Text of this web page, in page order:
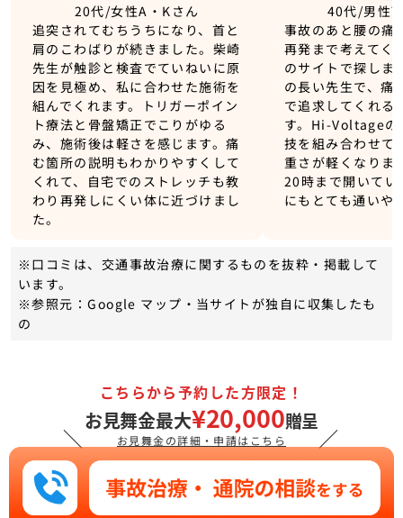
20代/女性A・Kさん
追突されてむちうちになり、首と
肩のこわばりが続きました。柴崎
先生が触診と検査でていねいに原
因を見極め、私に合わせた施術を
組んでくれます。トリガーポイン
ト療法と骨盤矯正でこりがゆる
み、施術後は軽さを感じます。痛
む箇所の説明もわかりやすくして
くれて、自宅でのストレッチも教
わり再発しにくい体に近づけまし
た。
40代/男性T
事故のあと腰の痛
再発まで考えてく
のサイトで探しま
の長い先生で、痛
で追求してくれる
す。Hi-Voltageの
技を組み合わせて
重さが軽くなりま
20時まで開いてい
にもとても通いや
※口コミは、交通事故治療に関するものを抜粋・掲載して
います。
※参照元：Google マップ・当サイトが独自に収集したも
の
＼
こちらから予約した方限定！
お見舞金最大¥20,000贈呈
お見舞金の詳細・申請はこちら ／